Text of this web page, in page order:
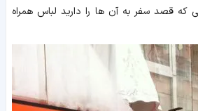
که قصد سفر به آن ها را دارید لباس همراه